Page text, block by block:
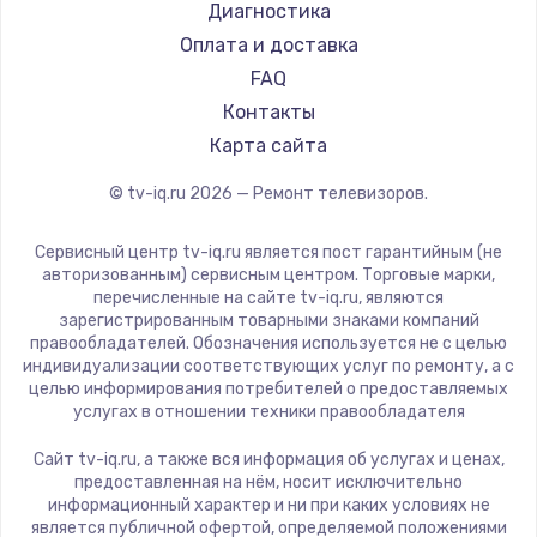
Замена видеокарты
1600 руб.
Заказать
Ремонт разъема питания
880 руб.
Заказать
Замена видеочипа
2745 руб.
Заказать
2600 руб.
Заказать
Hyundai
Doffler
Hiper
Grundig
HITACHI
Yandex
National
iFFALCON
Tuvio
Nord
BenQ
Диагностика
Оплата и доставка
FAQ
Контакты
Карта сайта
© tv-iq.ru 2026 — Ремонт телевизоров.
Сервисный центр tv-iq.ru является пост гарантийным (не
авторизованным) сервисным центром. Торговые марки,
перечисленные на сайте tv-iq.ru, являются
зарегистрированным товарными знаками компаний
правообладателей. Обозначения используется не с целью
индивидуализации соответствующих услуг по ремонту, а с
целью информирования потребителей о предоставляемых
услугах в отношении техники правообладателя
Сайт tv-iq.ru, а также вся информация об услугах и ценах,
предоставленная на нём, носит исключительно
информационный характер и ни при каких условиях не
является публичной офертой, определяемой положениями